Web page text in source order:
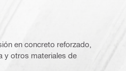
en concreto reforzado,
y otros materiales de